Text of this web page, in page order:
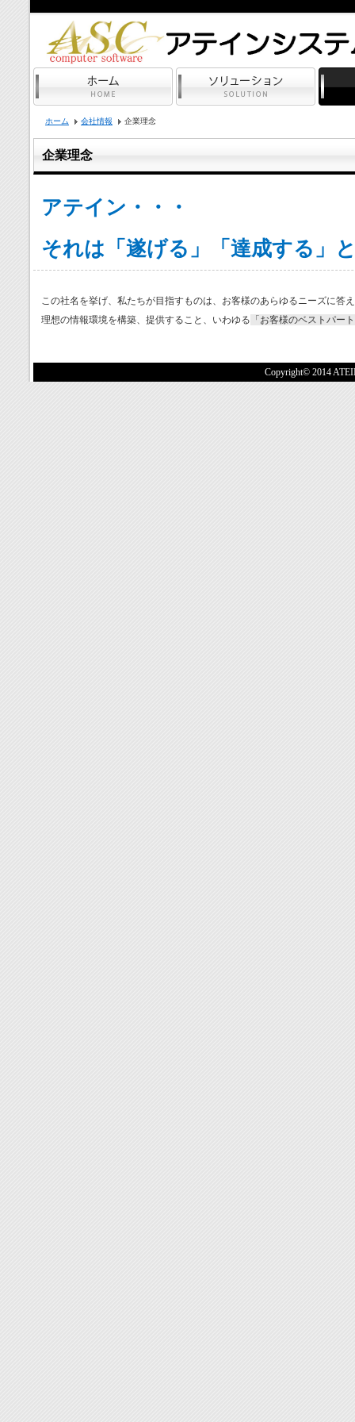
ホーム 会社情報 企業理念
企業理念
アテイン・・・
それは「遂げる」「達成する」
この社名を挙げ、私たちが目指すものは、お客様のあらゆるニーズに答
理想の情報環境を構築、提供すること、いわゆる 「お客様のベストパー
Copyright© 2014